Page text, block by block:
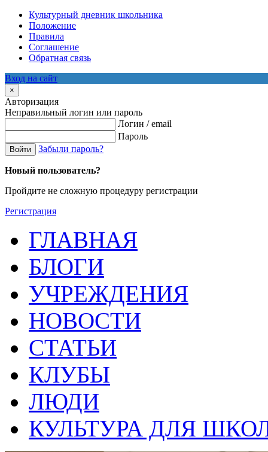
Культурный дневник школьника
Положение
Правила
Соглашение
Обратная связь
Вход на сайт
×
Авторизация
Неправильный логин или пароль
Логин / email
Пароль
Войти Забыли пароль?
Новый пользователь?
Пройдите не сложную процедуру регистрации
Регистрация
ГЛАВНАЯ
БЛОГИ
УЧРЕЖДЕНИЯ
НОВОСТИ
СТАТЬИ
КЛУБЫ
ЛЮДИ
КУЛЬТУРА ДЛЯ